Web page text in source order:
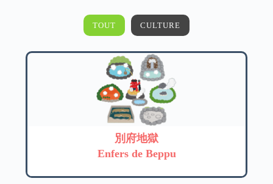
TOUT CULTURE
別府地獄
Enfers de Beppu